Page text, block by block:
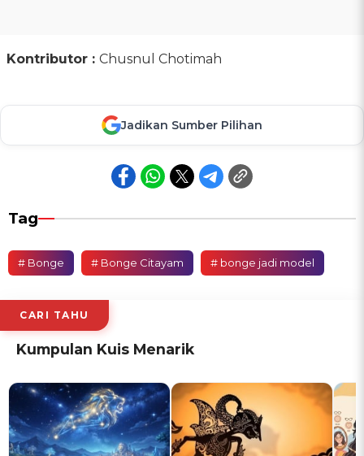
Kontributor : Chusnul Chotimah
Jadikan Sumber Pilihan
Tag
# Bonge # Bonge Citayam # bonge jadi model
CARI TAHU
Kumpulan Kuis Menarik